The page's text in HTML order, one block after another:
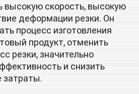
скорость, высокую
деформации резки. Он
процесс изготовления
продукт, отменить
резки, значительно
и снизить
затраты.